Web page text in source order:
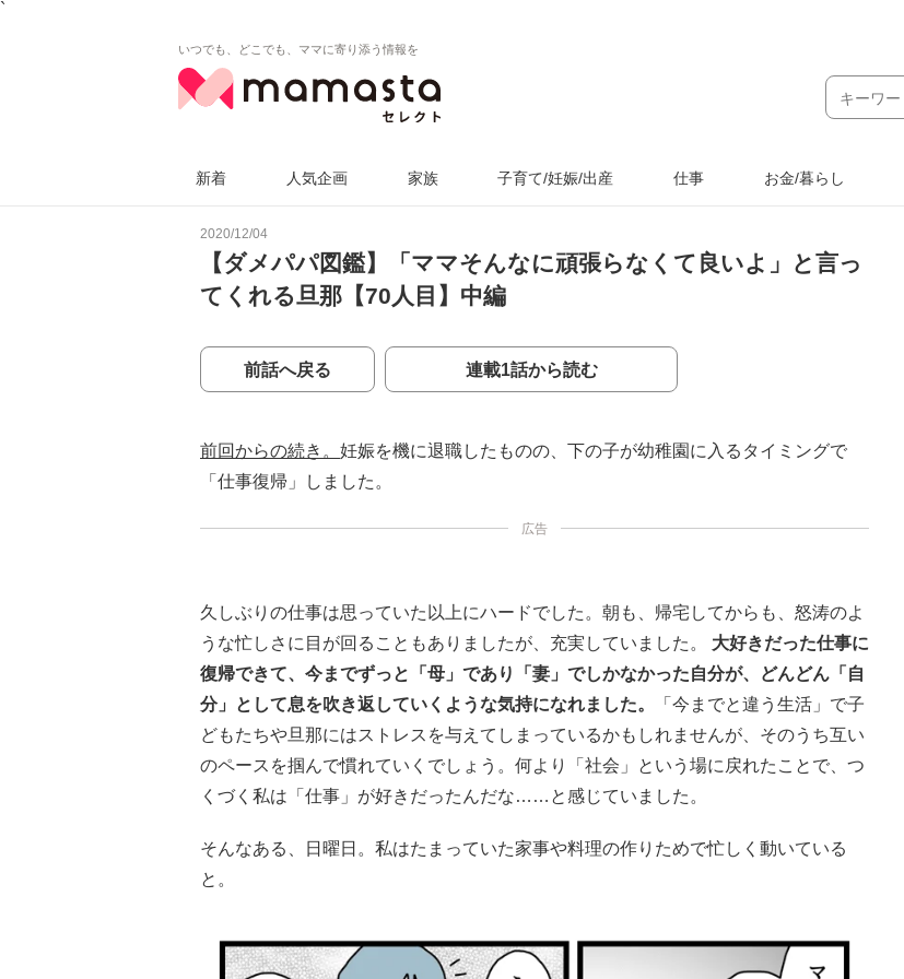
`
いつでも、どこでも、ママに寄り添う情報を
新着 人気企画 家族 子育て/妊娠/出産 仕事 お金/暮らし
2020/12/04
【ダメパパ図鑑】「ママそんなに頑張らなくて良いよ」と言っ
てくれる旦那【70人目】中編
前話へ戻る 連載1話から読む
前回からの続き。 妊娠を機に退職したものの、下の子が幼稚園に入るタイミングで
「仕事復帰」しました。
広告
久しぶりの仕事は思っていた以上にハードでした。朝も、帰宅してからも、怒涛のよ
うな忙しさに目が回ることもありましたが、充実していました。
大好きだった仕事に
復帰できて、今までずっと「母」であり「妻」でしかなかった自分が、どんどん「自
分」として息を吹き返していくような気持になれました。
「今までと違う生活」で子
どもたちや旦那にはストレスを与えてしまっているかもしれませんが、そのうち互い
のペースを掴んで慣れていくでしょう。何より「社会」という場に戻れたことで、つ
くづく私は「仕事」が好きだったんだな……と感じていました。
そんなある、日曜日。私はたまっていた家事や料理の作りためで忙しく動いている
と。